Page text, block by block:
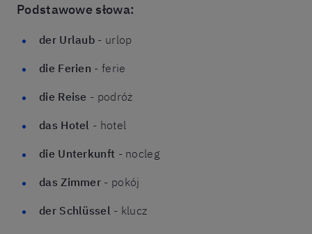
Podstawowe słowa:
der Urlaub - urlop
die Ferien - ferie
die Reise - podróż
das Hotel - hotel
die Unterkunft - nocleg
das Zimmer - pokój
der Schlüssel - klucz